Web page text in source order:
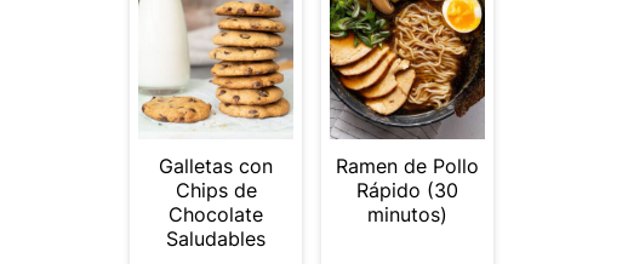
Galletas con
Chips de
Chocolate
Saludables
Ramen de Pollo
Rápido (30
minutos)